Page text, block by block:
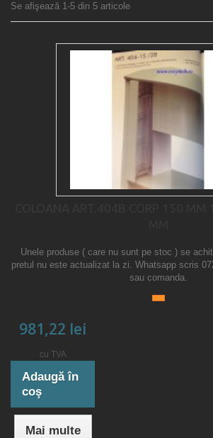
Se afişează 1-5 din 5 articole
Unele produse ( care nu sunt pe stoc ) se
pretul nu este actualizat la zi. Whatsapp scris
sau comanda.
981,22 lei
cu TVA
Adaugă în
coş
Mai multe